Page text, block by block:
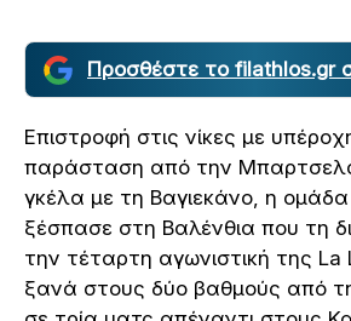
Προσθέστε το filathlos.gr
Επιστροφή στις νίκες με
παράσταση από την
γκέλα με τη Βαγιεκάνο, η
ξέσπασε στη Βαλένθια που τη
την τέταρτη αγωνιστική της La
ξανά στους δύο βαθμούς από